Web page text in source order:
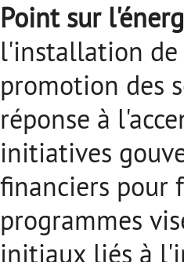
Point sur
l'installation de
promotion des
réponse à
initiatives
financiers pour
programmes
initiaux liés à